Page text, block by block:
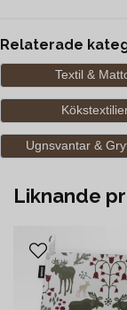
Relaterade
Textil &
Ugnsvantar &
Liknande